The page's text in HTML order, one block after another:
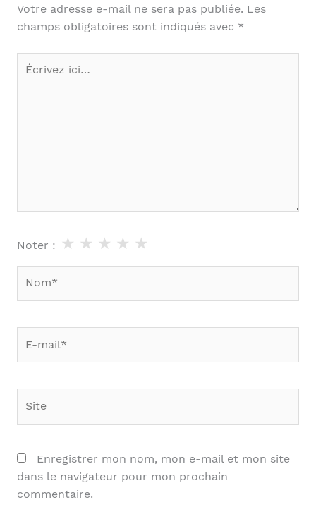
Votre adresse e-mail ne sera pas publiée. Les
champs obligatoires sont indiqués avec *
Écrivez
Noter : ★
★
★
★
★
mail*
Enregistrer mon nom, mon e-mail et mon site
dans le navigateur pour mon prochain
commentaire.